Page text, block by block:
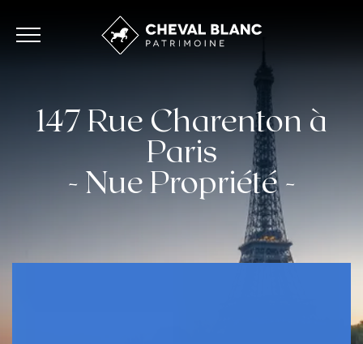
147 Rue Charenton à
Paris
- Nue Propriété -